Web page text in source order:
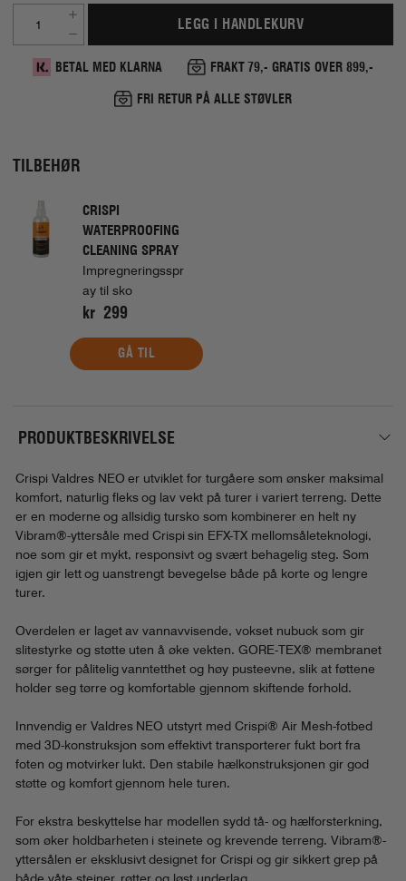
LEGG I HANDLEKURV
BETAL MED KLARNA FRAKT 79,- GRATIS OVER 899,-
FRI RETUR PÅ ALLE STØVLER
TILBEHØR
CRISPI
WATERPROOFING
CLEANING SPRAY
Impregneringsspr
ay til sko
kr 299
GÅ TIL
PRODUKTBESKRIVELSE
Crispi Valdres NEO er utviklet for turgåere som ønsker maksimal
komfort, naturlig fleks og lav vekt på turer i variert terreng. Dette
er en moderne og allsidig tursko som kombinerer en helt ny
Vibram®-yttersåle med Crispi sin EFX-TX mellomsåleteknologi,
noe som gir et mykt, responsivt og svært behagelig steg. Som
igjen gir lett og uanstrengt bevegelse både på korte og lengre
turer.
Overdelen er laget av vannavvisende, vokset nubuck som gir
slitestyrke og støtte uten å øke vekten. GORE-TEX® membranet
sørger for pålitelig vanntetthet og høy pusteevne, slik at føttene
holder seg tørre og komfortable gjennom skiftende forhold.
Innvendig er Valdres NEO utstyrt med Crispi® Air Mesh-fotbed
med 3D-konstruksjon som effektivt transporterer fukt bort fra
foten og motvirker lukt. Den stabile hælkonstruksjonen gir god
støtte og komfort gjennom hele turen.
For ekstra beskyttelse har modellen sydd tå- og hælforsterkning,
som øker holdbarheten i steinete og krevende terreng. Vibram®-
yttersålen er eksklusivt designet for Crispi og gir sikkert grep på